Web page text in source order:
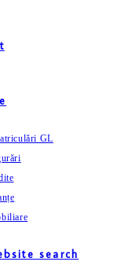
GL
search